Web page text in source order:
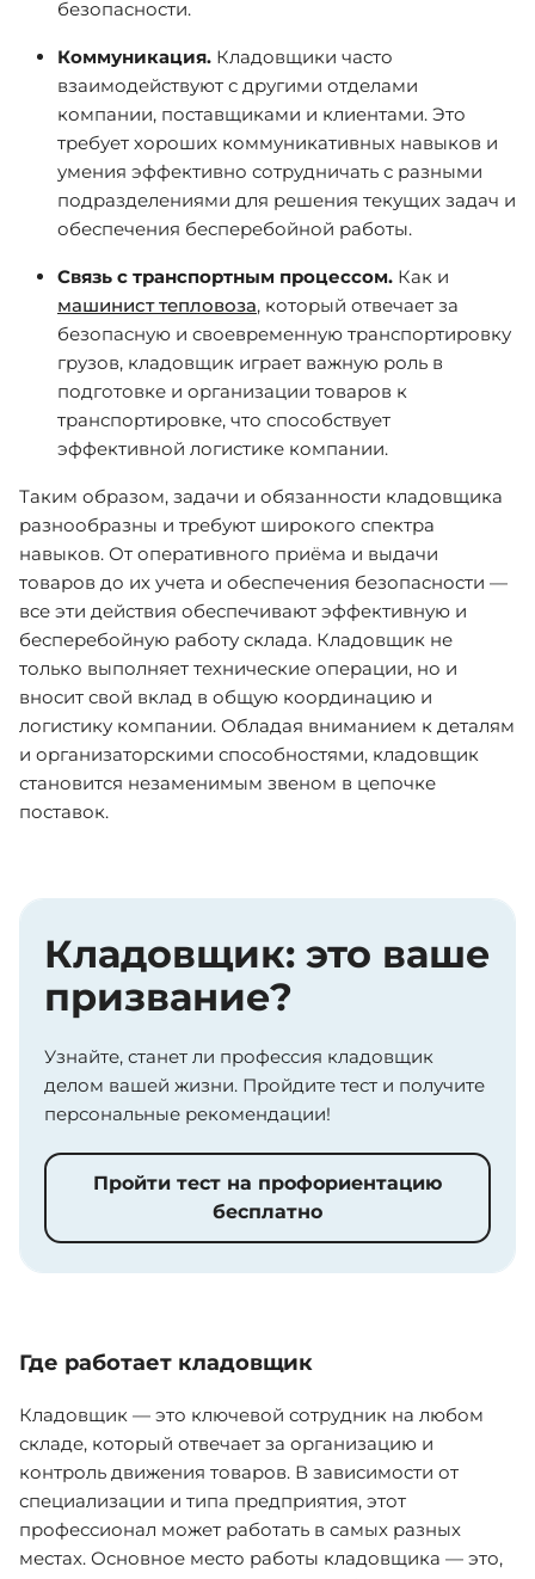
безопасности.
Коммуникация. Кладовщики часто
взаимодействуют с другими отделами
компании, поставщиками и клиентами. Это
требует хороших коммуникативных навыков и
умения эффективно сотрудничать с разными
подразделениями для решения текущих задач и
обеспечения бесперебойной работы.
Связь с транспортным процессом. Как и
машинист тепловоза, который отвечает за
безопасную и своевременную транспортировку
грузов, кладовщик играет важную роль в
подготовке и организации товаров к
транспортировке, что способствует
эффективной логистике компании.
Таким образом, задачи и обязанности кладовщика
разнообразны и требуют широкого спектра
навыков. От оперативного приёма и выдачи
товаров до их учета и обеспечения безопасности —
все эти действия обеспечивают эффективную и
бесперебойную работу склада. Кладовщик не
только выполняет технические операции, но и
вносит свой вклад в общую координацию и
логистику компании. Обладая вниманием к деталям
и организаторскими способностями, кладовщик
становится незаменимым звеном в цепочке
поставок.
Кладовщик: это ваше
призвание?
Узнайте, станет ли профессия кладовщик
делом вашей жизни. Пройдите тест и получите
персональные рекомендации!
Пройти тест на профориентацию
бесплатно
Где работает кладовщик
Кладовщик — это ключевой сотрудник на любом
складе, который отвечает за организацию и
контроль движения товаров. В зависимости от
специализации и типа предприятия, этот
профессионал может работать в самых разных
местах. Основное место работы кладовщика — это,